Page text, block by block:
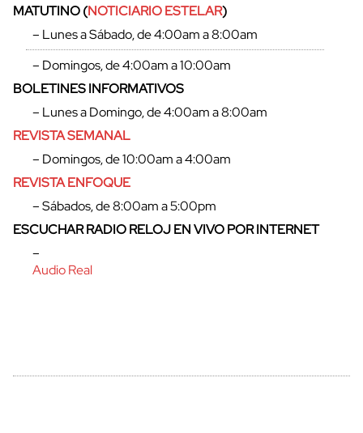
MATUTINO (NOTICIARIO ESTELAR)
– Lunes a Sábado, de 4:00am a 8:00am
– Domingos, de 4:00am a 10:00am
BOLETINES INFORMATIVOS
– Lunes a Domingo, de 4:00am a 8:00am
REVISTA SEMANAL
– Domingos, de 10:00am a 4:00am
REVISTA ENFOQUE
– Sábados, de 8:00am a 5:00pm
ESCUCHAR RADIO RELOJ EN VIVO POR INTERNET
–
Audio Real